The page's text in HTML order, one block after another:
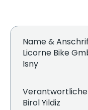
Name &
Licorne Bike
Isny
Verantwortliche
Birol Yildiz